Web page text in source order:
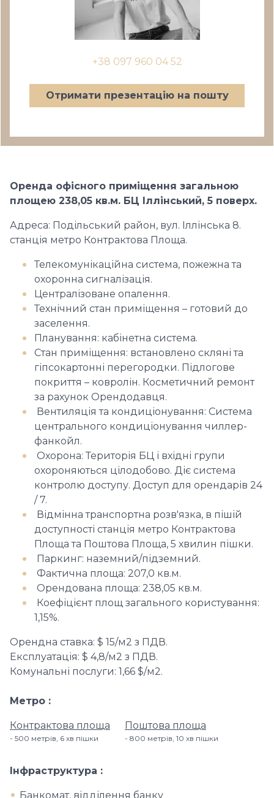
+38 097 960 04 52
Отримати презентацію на пошту
Оренда офісного приміщення загальною
площею 238,05 кв.м. БЦ Іллінський, 5 поверх.
Адреса: Подільський район, вул. Іллінська 8.
станція метро Контрактова Площа.
Телекомунікаційна система, пожежна та
охоронна сигналізація.
Централізоване опалення.
Технічний стан приміщення – готовий до
заселення.
Планування: кабінетна система.
Стан приміщення: встановлено скляні та
гіпсокартонні перегородки. Підлогове
покриття – ковролін. Косметичний ремонт
за рахунок Орендодавця.
Вентиляція та кондиціонування: Система
центрального кондиціонування чиллер-
фанкойл.
Охорона: Територія БЦ і вхідні групи
охороняються цілодобово. Діє система
контролю доступу. Доступ для орендарів 24
/ 7.
Відмінна транспортна розв'язка, в пішій
доступності станція метро Контрактова
Площа та Поштова Площа, 5 хвилин пішки.
Паркинг: наземний/підземний.
Фактична площа: 207,0 кв.м.
Орендована площа: 238,05 кв.м.
Коефіцієнт площ загального користування:
1,15%.
Орендна ставка: $ 15/м2 з ПДВ.
Експлуатація: $ 4,8/м2 з ПДВ.
Комунальні послуги: 1,66 $/м2.
Метро
Контрактова площа
500 метрів, 6 хв пішки
Поштова площа
800 метрів, 10 хв пішки
Інфраструктура
Банкомат, відділення банку